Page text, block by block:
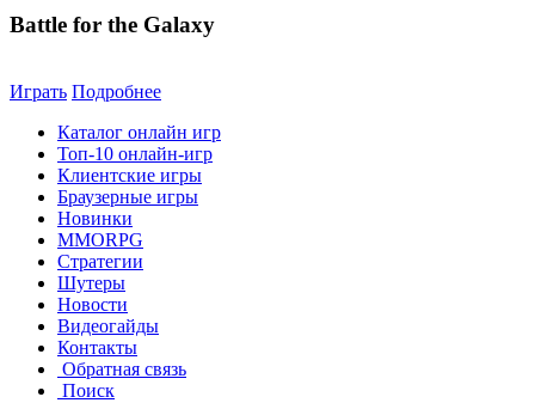
Battle for the Galaxy
Играть Подробнее
Каталог онлайн игр
Топ-10 онлайн-игр
Клиентские игры
Браузерные игры
Новинки
MMORPG
Стратегии
Шутеры
Новости
Видеогайды
Контакты
Обратная связь
Поиск